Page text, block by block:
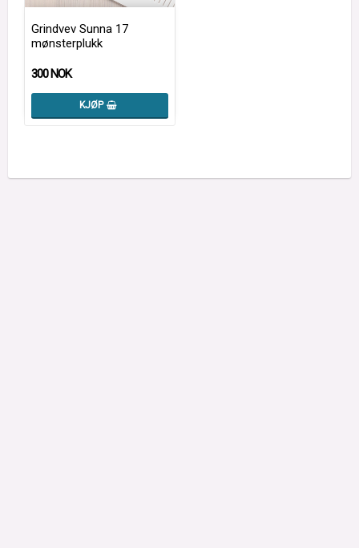
Grindvev Sunna 17
mønsterplukk
300 NOK
KJØP